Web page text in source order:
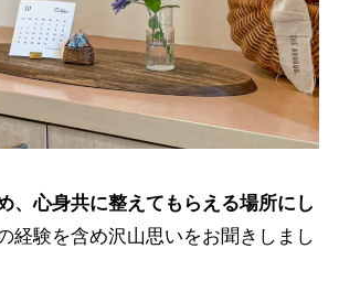
、心身共に整えてもらえる場所にし
経験を含め沢山思いをお聞きしまし